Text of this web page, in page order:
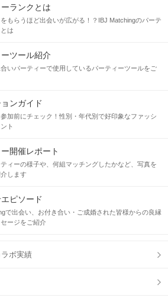
ランクとは
をもらうほど出会いが広がる！？IBJ Matchingのパーテ
は
ツール紹介
いパーティーで使用しているパーティーツールをご
ンガイド
加前にチェック！性別・年代別で好印象なファッシ
ト
開催レポート
ィーの様子や、何組マッチングしたかなど、写真を
します
ピソード
で出会い、お付き合い・ご成婚された皆様からの良縁
ージをご紹介
ボ実績